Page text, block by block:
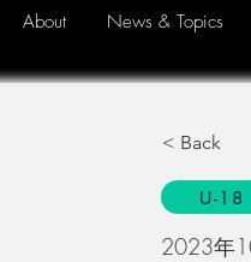
About News & Topics
< Back
U-18
2023年